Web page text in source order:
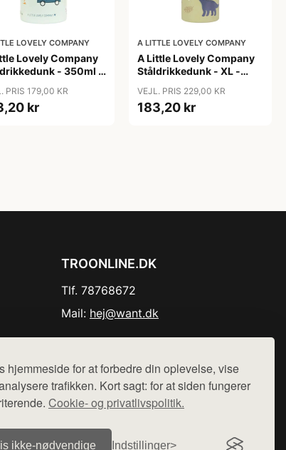
hjemmeside for at forbedre din oplevelse, vise
trafikken. Kort sagt: for at siden fungerer
Cookie- og privatlivspolitik.
ikke‑nødvendige Indstillinger
LOVELY COMPANY
Lovely Company
- 350ml -
PRIS 179,00 KR
kr
A LITTLE LOVELY COMPANY
A Little Lovely Company
Ståldrikkedunk - XL -
VEJL. PRIS 229,00 KR
183,20 kr
TROONLINE.DK
Tlf. 78768672
Mail: hej@want.dk
ikke varer fra denne side - vi henviser til de shops,